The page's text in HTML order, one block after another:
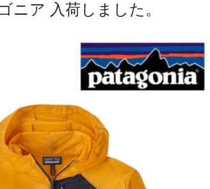
ニア 入荷しました。